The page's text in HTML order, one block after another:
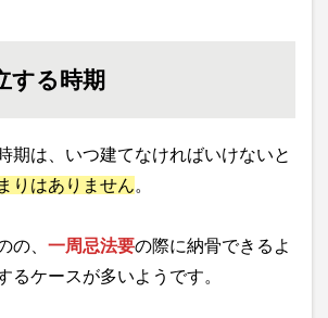
する時期
期は、いつ建てなければいけないと
りはありません。
の、 一周忌法要の際に納骨できるよ
るケースが多いようです。